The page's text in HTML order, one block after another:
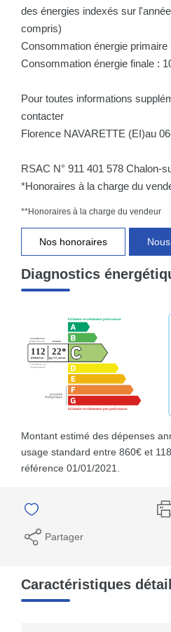
des énergies indexés sur
compris)
Consommation énergie primaire
Consommation énergie finale :
Pour toutes informations
contacter
Florence NAVARETTE (EI)au
RSAC N° 911 401 578 Chalon-
*Honoraires à la charge du
**Honoraires à la charge du vendeur
Nos honoraires
Diagnostics
Montant estimé des dépenses
usage standard entre 860€ et
référence 01/01/2021.
Partager
Caractéristiques